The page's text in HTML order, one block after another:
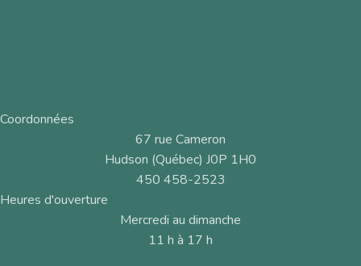
Coordonnées
67 rue Cameron
Hudson (Québec) J0P 1H0
450 458-2523
Heures d'ouverture
Mercredi au dimanche
11 h à 17 h